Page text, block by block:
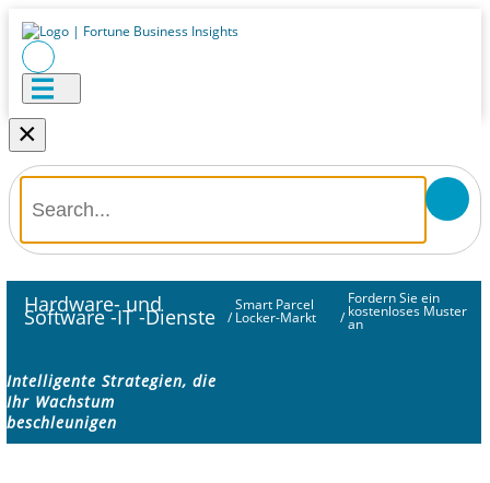
×
Hardware- und
Software -IT -Dienste /
Smart Parcel
Locker-Markt /
Fordern Sie ein
kostenloses Muster
an
Intelligente Strategien, die
Ihr Wachstum
beschleunigen